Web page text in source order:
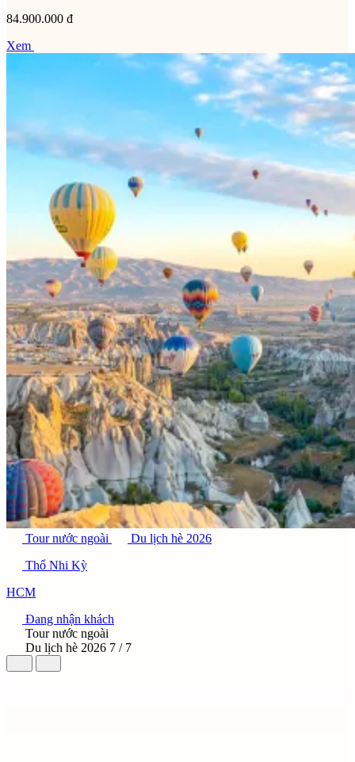
84.900.000 đ
Xem
Tour nước ngoài
Du lịch hè 2026
Thổ Nhi Kỳ
HCM
Đang nhận khách
Tour nước ngoài
Du lịch hè 2026 7 / 7